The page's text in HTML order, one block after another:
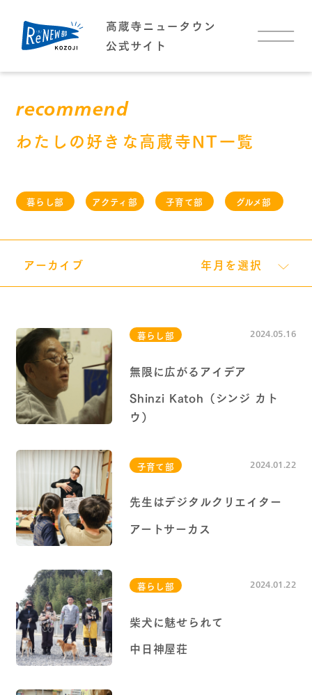
TOP
お知らせ
高蔵寺NTについて
わたしの好きな高蔵寺NT
高蔵寺NTに住む
高蔵寺ピープル
recommend
わたしの好きな高蔵寺NT一覧
暮らし部 アクティ部 子育て部 グルメ部
アーカイブ 年月を選択
暮らし部 2024.05.16
無限に広がるアイデア
Shinzi Katoh（シンジ カト
ウ）
子育て部 2024.01.22
先生はデジタルクリエイター
アートサーカス
暮らし部 2024.01.22
柴犬に魅せられて
中日神屋荘